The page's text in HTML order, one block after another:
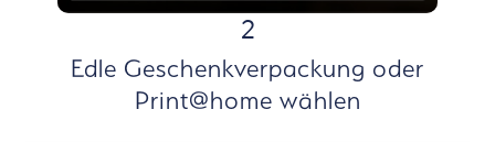
2
Edle Geschenkverpackung oder
Print@home wählen